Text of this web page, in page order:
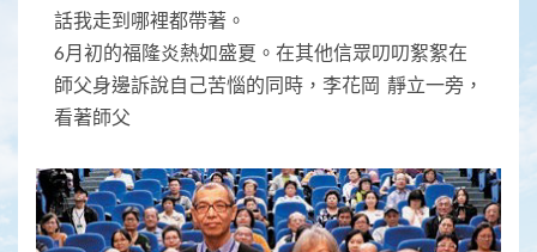
話我走到哪裡都帶著。
6月初的福隆炎熱如盛夏。在其他信眾叨叨絮絮在
師父身邊訴說自己苦惱的同時，李花岡 靜立一旁，
看著師父